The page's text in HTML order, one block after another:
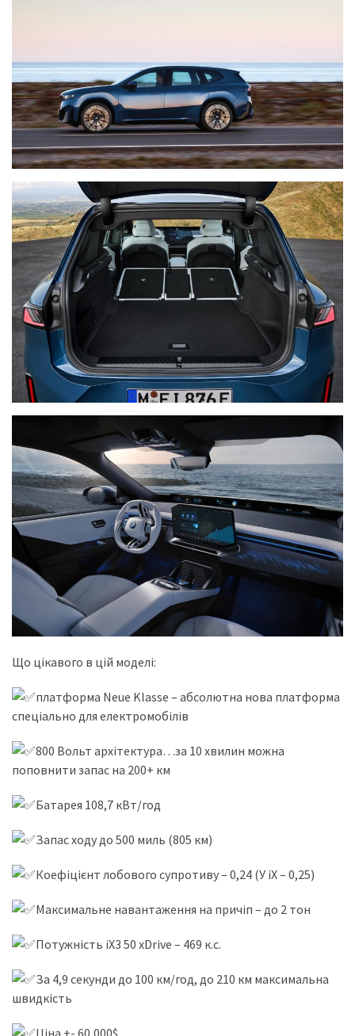
Що цікавого в цій моделі:
платформа Neue Klasse – абсолютна нова платформа
спеціально для електромобілів
800 Вольт архітектура…за 10 хвилин можна
поповнити запас на 200+ км
Батарея 108,7 кВт/год
Запас ходу до 500 миль (805 км)
Коефіцієнт лобового супротиву – 0,24 (У іХ – 0,25)
Максимальне навантаження на причіп – до 2 тон
Потужність іХ3 50 xDrive – 469 к.с.
За 4,9 секунди до 100 км/год, до 210 км максимальна
швидкість
Ціна +- 60,000$